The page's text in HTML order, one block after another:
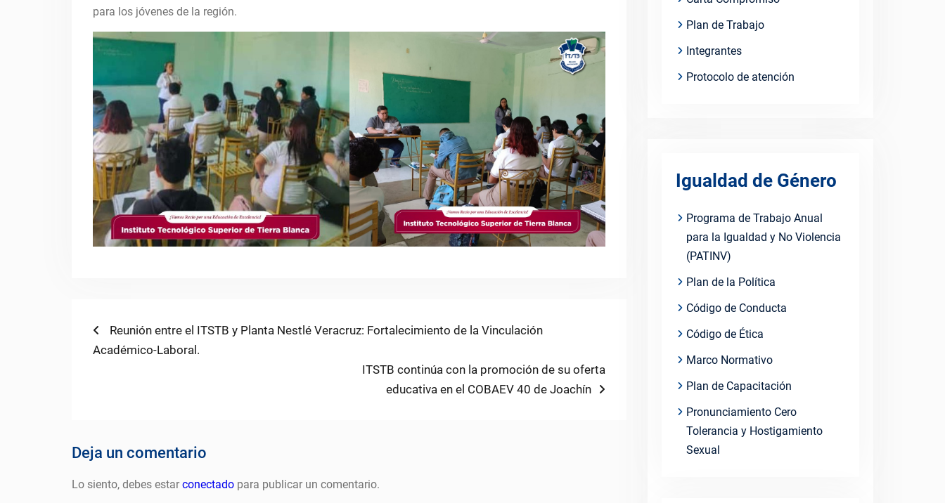
para los jóvenes de la región.
Navegación
de
Previous
post:
Reunión entre el ITSTB y Planta Nestlé Veracruz: Fortalecimiento de la Vinculación
Académico-Laboral.
Next
ITSTB continúa con la promoción de su oferta
educativa en el COBAEV 40 de Joachín
Deja un comentario
Lo siento, debes estarconectado para publicar un comentario.
Plan de Trabajo
Integrantes
Protocolo de atención
Igualdad de Género
Programa de Trabajo Anual
para la Igualdad y No Violencia
(PATINV)
Plan de la Política
Código de Conducta
Código de Ética
Marco Normativo
Plan de Capacitación
Pronunciamiento Cero
Tolerancia y Hostigamiento
Sexual